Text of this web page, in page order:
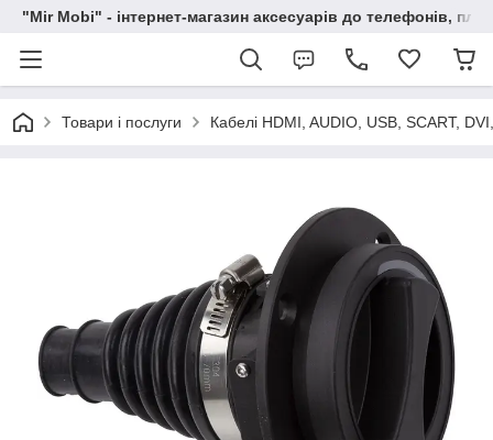
"Mir Mobi" - інтернет-магазин аксесуарів до телефонів,
Товари і послуги Кабелі HDMI, AUDIO, USB, SCART,